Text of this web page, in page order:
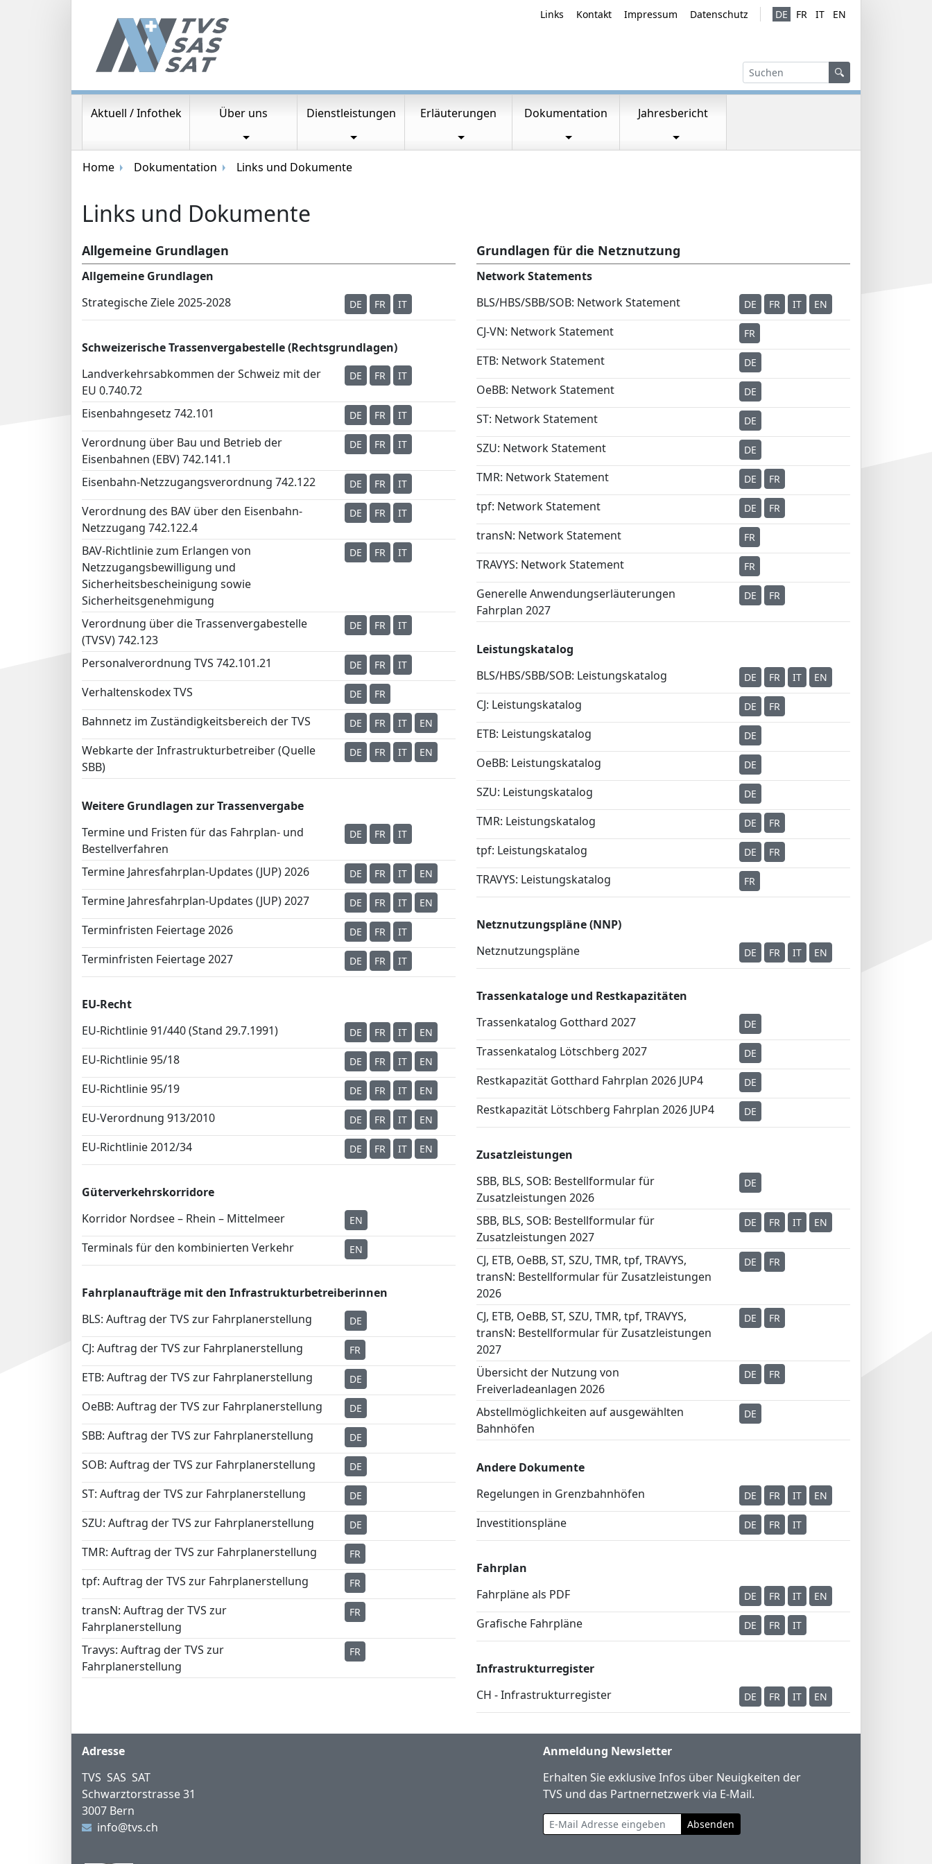
Links Kontakt Impressum Datenschutz DE FR IT EN
Suchen
Suchen
Suchen
Aktuell / Infothek Über uns Dienstleistungen Erläuterungen Dokumentation Jahresbericht
Home Dokumentation Links und Dokumente
Links und Dokumente
Allgemeine Grundlagen
Allgemeine Grundlagen
Strategische Ziele 2025-2028
DE FR IT
Schweizerische Trassenvergabestelle (Rechtsgrundlagen)
Landverkehrsabkommen der Schweiz mit der
EU 0.740.72
DE FR IT
Eisenbahngesetz 742.101 DE FR IT
Verordnung über Bau und Betrieb der
Eisenbahnen (EBV) 742.141.1
DE FR IT
Eisenbahn-Netzzugangsverordnung 742.122 DE FR IT
Verordnung des BAV über den Eisenbahn-
Netzzugang 742.122.4
DE FR IT
BAV-Richtlinie zum Erlangen von
Netzzugangsbewilligung und
Sicherheitsbescheinigung sowie
Sicherheitsgenehmigung
DE FR IT
Verordnung über die Trassenvergabestelle
(TVSV) 742.123
DE FR IT
Personalverordnung TVS 742.101.21 DE FR IT
Verhaltenskodex TVS DE FR
Bahnnetz im Zuständigkeitsbereich der TVS DE FR IT EN
Webkarte der Infrastrukturbetreiber (Quelle
SBB)
DE FR IT EN
Weitere Grundlagen zur Trassenvergabe
Termine und Fristen für das Fahrplan- und
Bestellverfahren
DE FR IT
Termine Jahresfahrplan-Updates (JUP) 2026 DE FR IT EN
Termine Jahresfahrplan-Updates (JUP) 2027 DE FR IT EN
Terminfristen Feiertage 2026 DE FR IT
Terminfristen Feiertage 2027 DE FR IT
EU-Recht
EU-Richtlinie 91/440 (Stand 29.7.1991)
DE FR IT EN
EU-Richtlinie 95/18 DE FR IT EN
EU-Richtlinie 95/19 DE FR IT EN
EU-Verordnung 913/2010 DE FR IT EN
EU-Richtlinie 2012/34 DE FR IT EN
Güterverkehrskorridore
Korridor Nordsee – Rhein – Mittelmeer
EN
Terminals für den kombinierten Verkehr EN
Fahrplanaufträge mit den Infrastrukturbetreiberinnen
BLS: Auftrag der TVS zur Fahrplanerstellung
DE
CJ: Auftrag der TVS zur Fahrplanerstellung FR
ETB: Auftrag der TVS zur Fahrplanerstellung DE
OeBB: Auftrag der TVS zur Fahrplanerstellung DE
SBB: Auftrag der TVS zur Fahrplanerstellung DE
SOB: Auftrag der TVS zur Fahrplanerstellung DE
ST: Auftrag der TVS zur Fahrplanerstellung DE
SZU: Auftrag der TVS zur Fahrplanerstellung DE
TMR: Auftrag der TVS zur Fahrplanerstellung FR
tpf: Auftrag der TVS zur Fahrplanerstellung FR
transN: Auftrag der TVS zur
Fahrplanerstellung
FR
Travys: Auftrag der TVS zur
Fahrplanerstellung
FR
Grundlagen für die Netznutzung
Network Statements
BLS/HBS/SBB/SOB: Network Statement
DE FR IT EN
CJ-VN: Network Statement FR
ETB: Network Statement DE
OeBB: Network Statement DE
ST: Network Statement DE
SZU: Network Statement DE
TMR: Network Statement DE FR
tpf: Network Statement DE FR
transN: Network Statement FR
TRAVYS: Network Statement FR
Generelle Anwendungserläuterungen
Fahrplan 2027
DE FR
Leistungskatalog
BLS/HBS/SBB/SOB: Leistungskatalog
DE FR IT EN
CJ: Leistungskatalog DE FR
ETB: Leistungskatalog DE
OeBB: Leistungskatalog DE
SZU: Leistungskatalog DE
TMR: Leistungskatalog DE FR
tpf: Leistungskatalog DE FR
TRAVYS: Leistungskatalog FR
Netznutzungspläne (NNP)
Netznutzungspläne
DE FR IT EN
Trassenkataloge und Restkapazitäten
Trassenkatalog Gotthard 2027
DE
Trassenkatalog Lötschberg 2027 DE
Restkapazität Gotthard Fahrplan 2026 JUP4 DE
Restkapazität Lötschberg Fahrplan 2026 JUP4 DE
Zusatzleistungen
SBB, BLS, SOB: Bestellformular für
Zusatzleistungen 2026
DE
SBB, BLS, SOB: Bestellformular für
Zusatzleistungen 2027
DE FR IT EN
CJ, ETB, OeBB, ST, SZU, TMR, tpf, TRAVYS,
transN: Bestellformular für Zusatzleistungen
2026
DE FR
CJ, ETB, OeBB, ST, SZU, TMR, tpf, TRAVYS,
transN: Bestellformular für Zusatzleistungen
2027
DE FR
Übersicht der Nutzung von
Freiverladeanlagen 2026
DE FR
Abstellmöglichkeiten auf ausgewählten
Bahnhöfen
DE
Andere Dokumente
Regelungen in Grenzbahnhöfen
DE FR IT EN
Investitionspläne DE FR IT
Fahrplan
Fahrpläne als PDF
DE FR IT EN
Grafische Fahrpläne DE FR IT
Infrastrukturregister
CH - Infrastrukturregister
DE FR IT EN
Fusszeile
Adresse
TVS SAS SAT
Schwarztorstrasse 31
3007 Bern
info@tvs.ch
Anmeldung Newsletter
Erhalten Sie exklusive Infos über Neuigkeiten der
TVS und das Partnernetzwerk via E-Mail.
E-Mail Adresse eingeben
Absenden